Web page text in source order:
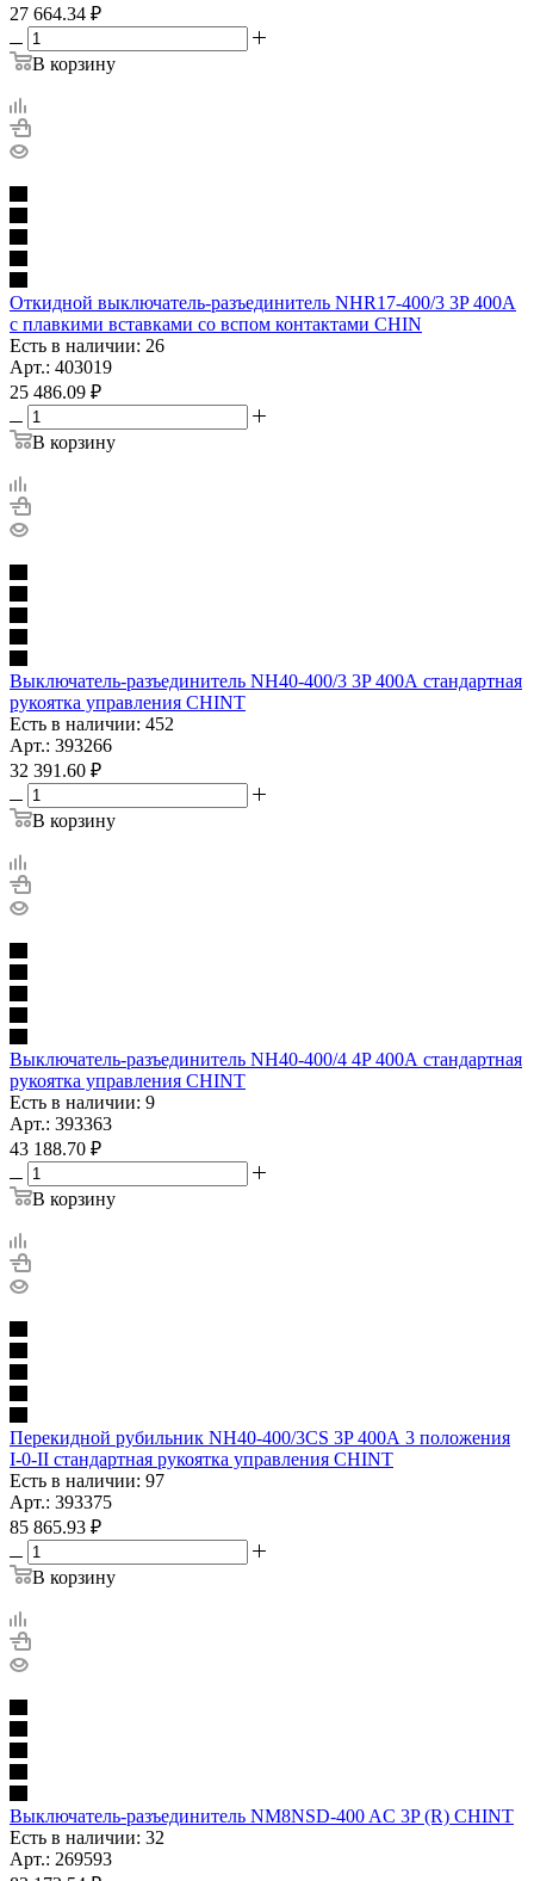
27 664.34 ₽
В корзину
Откидной выключатель-разъединитель NHR17-400/3 3P 400А
с плавкими вставками со вспом контактами CHIN
Есть в наличии: 26
Арт.: 403019
25 486.09 ₽
В корзину
Выключатель-разъединитель NH40-400/3 3P 400А стандартная
рукоятка управления CHINT
Есть в наличии: 452
Арт.: 393266
32 391.60 ₽
В корзину
Выключатель-разъединитель NH40-400/4 4P 400А стандартная
рукоятка управления CHINT
Есть в наличии: 9
Арт.: 393363
43 188.70 ₽
В корзину
Перекидной рубильник NH40-400/3CS 3P 400А 3 положения
I-0-II стандартная рукоятка управления CHINT
Есть в наличии: 97
Арт.: 393375
85 865.93 ₽
В корзину
Выключатель-разъединитель NM8NSD-400 AC 3P (R) CHINT
Есть в наличии: 32
Арт.: 269593